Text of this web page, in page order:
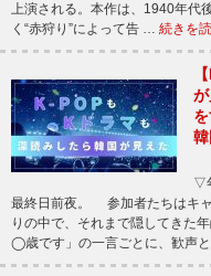
上演される。本作は、1940年代
く“赤狩り”によって告 … 続きを
▽
最終日前夜。 参加者たちはキ
りの中で、それまで隠してきた
◯歳です」の一言ごとに、歓声